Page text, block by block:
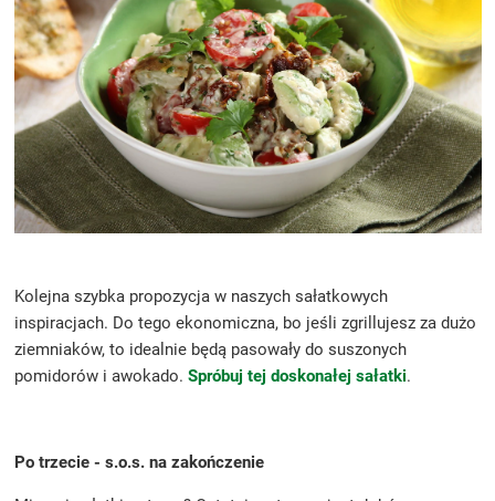
Kolejna szybka propozycja w naszych sałatkowych
inspiracjach. Do tego ekonomiczna, bo jeśli zgrillujesz za dużo
ziemniaków, to idealnie będą pasowały do suszonych
pomidorów i awokado. Spróbuj tej doskonałej sałatki.
Po trzecie - s.o.s. na zakończenie